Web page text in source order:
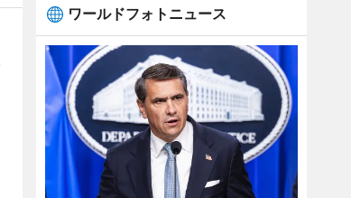
ワールドフォトニュース